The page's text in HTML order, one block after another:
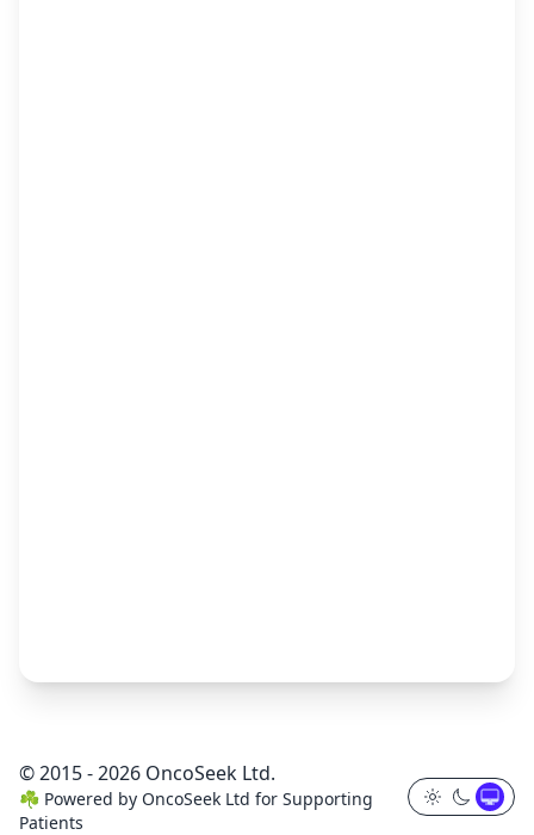
© 2015 - 2026 OncoSeek Ltd.
☘️ Powered by OncoSeek Ltd for Supporting
Patients